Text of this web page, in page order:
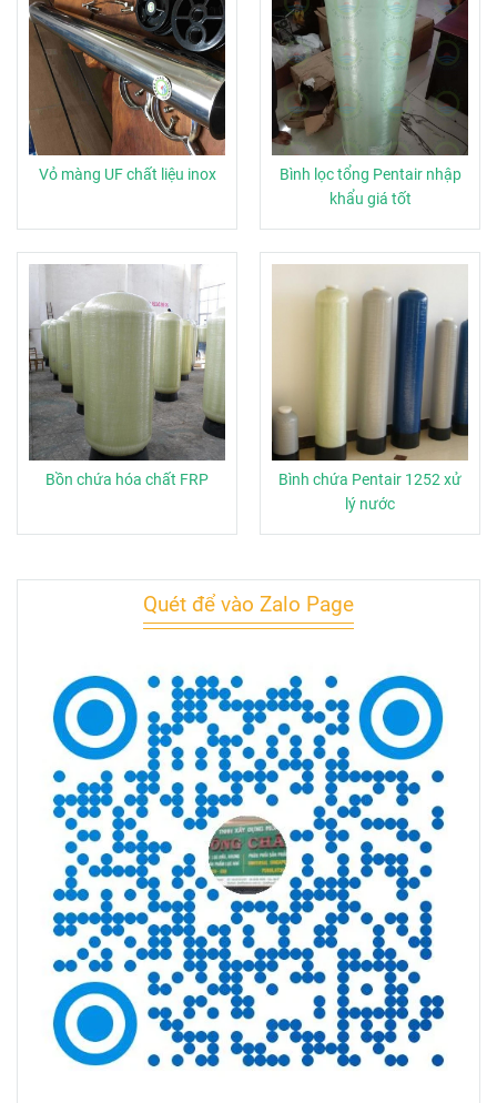
Vỏ màng UF chất liệu inox
Bình lọc tổng Pentair nhập
khẩu giá tốt
Bồn chứa hóa chất FRP
Bình chứa Pentair 1252 xử
lý nước
Quét để vào Zalo Page